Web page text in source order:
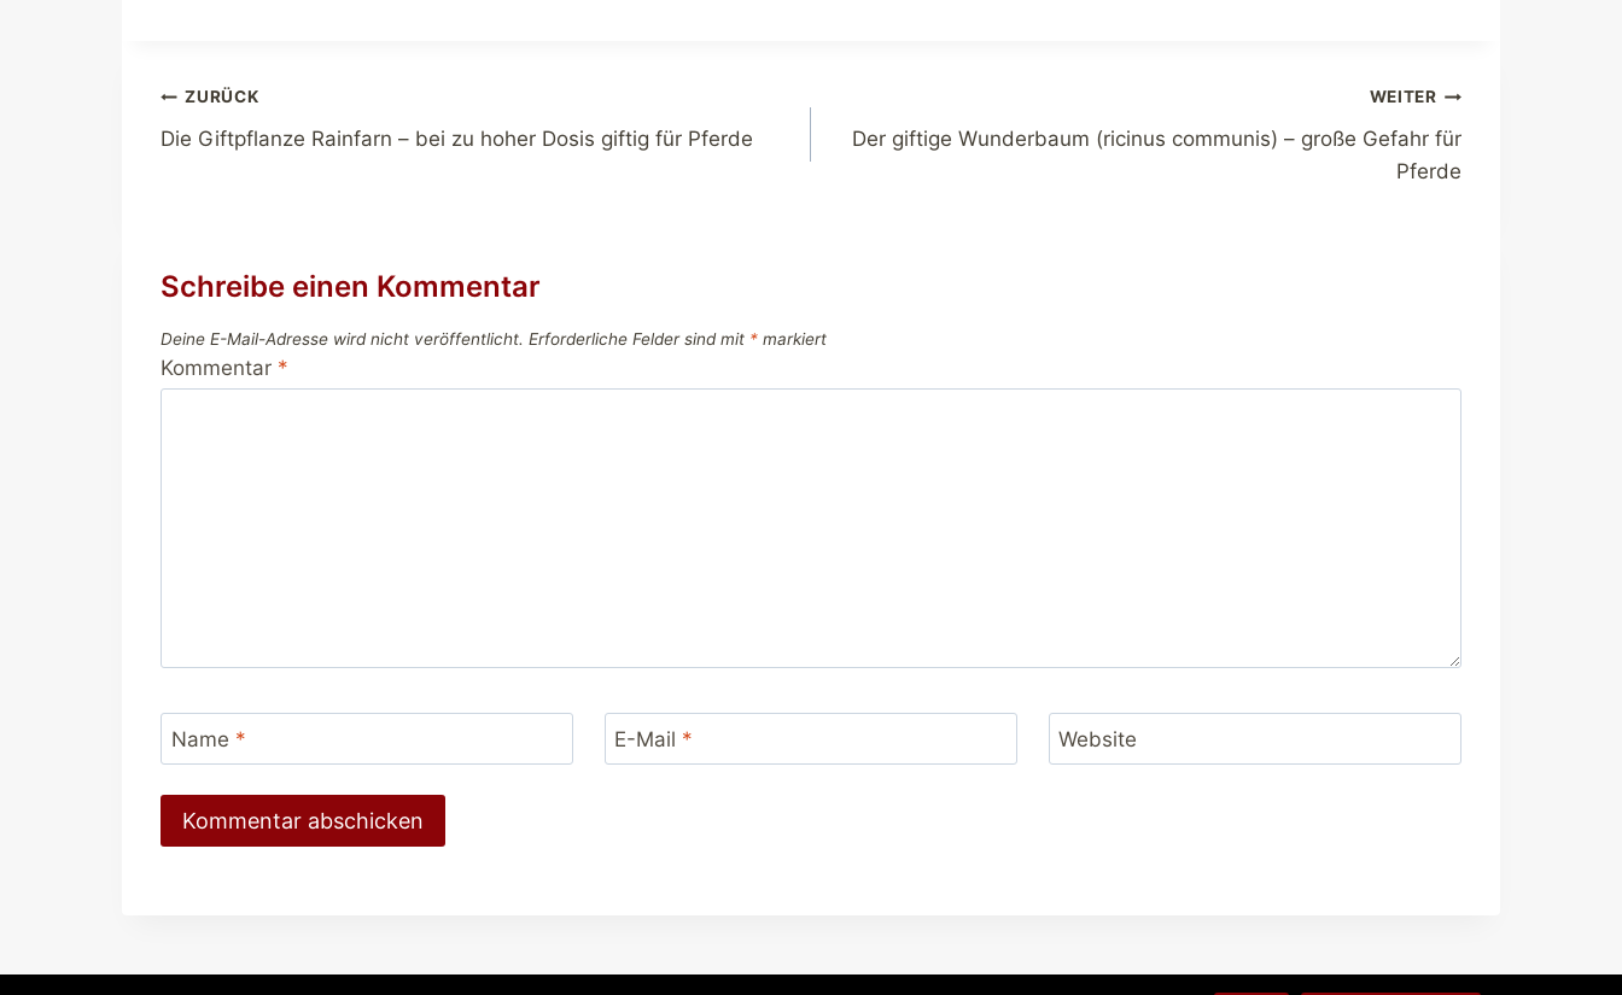
Beitragsnavigation
ZURÜCK
Die Giftpflanze Rainfarn – bei zu hoher Dosis giftig für Pferde
WEITER
Der giftige Wunderbaum (ricinus communis) – große Gefahr für
Pferde
Schreibe einen Kommentar
Deine E-Mail-Adresse wird nicht veröffentlicht. Erforderliche Felder sind mit * markiert
Kommentar *
Name * E-Mail * Website